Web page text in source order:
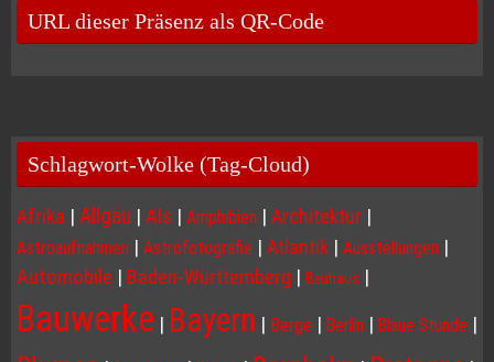
URL dieser Präsenz als QR-Code
Schlagwort-Wolke (Tag-Cloud)
Afrika | Allgäu | Als | Amphibien | Architektur |
Astroaufnahmen | Astrofotografie | Atlantik | Ausstellungen |
Automobile | Baden-Württemberg | Bauhaus |
Bauwerke | Bayern | Berge | Berlin | Blaue Stunde |